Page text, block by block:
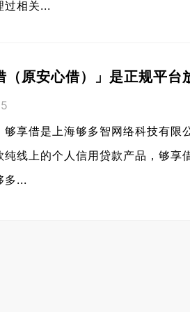
过相关...
（原安心借）」是正规平台
够享借是上海够多智网络科技有
纯线上的个人信用贷款产品，够
多...